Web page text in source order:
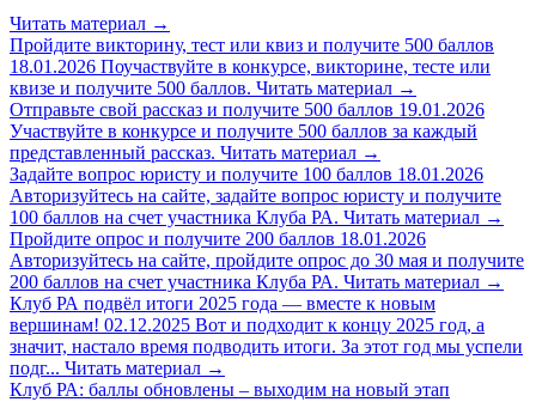
Читать материал →
Пройдите викторину, тест или квиз и получите 500 баллов
18.01.2026 Поучаствуйте в конкурсе, викторине, тесте или
квизе и получите 500 баллов. Читать материал →
Отправьте свой рассказ и получите 500 баллов 19.01.2026
Участвуйте в конкурсе и получите 500 баллов за каждый
представленный рассказ. Читать материал →
Задайте вопрос юристу и получите 100 баллов 18.01.2026
Авторизуйтесь на сайте, задайте вопрос юристу и получите
100 баллов на счет участника Клуба РА. Читать материал →
Пройдите опрос и получите 200 баллов 18.01.2026
Авторизуйтесь на сайте, пройдите опрос до 30 мая и получите
200 баллов на счет участника Клуба РА. Читать материал →
Клуб РА подвёл итоги 2025 года — вместе к новым
вершинам! 02.12.2025 Вот и подходит к концу 2025 год, а
значит, настало время подводить итоги. За этот год мы успели
подг... Читать материал →
Клуб РА: баллы обновлены – выходим на новый этап